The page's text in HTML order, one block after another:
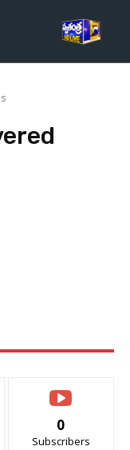
0
Subscribers